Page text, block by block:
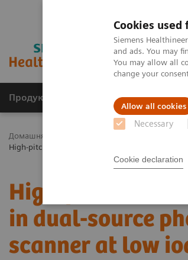
Cookies
Siemens
and ads. You may
You may allow all
change your
Allow all cookies
Necessary
Cookie declaration
Продукція та сервіси
Домашня
High-pitch multienergy coronary CT
High-pitch
in dual-source
scanner at low